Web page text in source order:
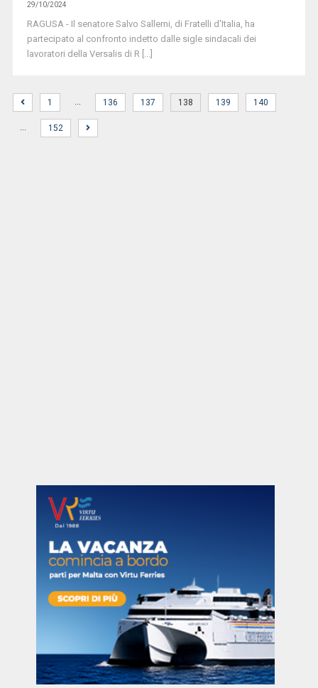
29/10/2024
RAGUSA - Il senatore Salvo Sallemi, di Fratelli d'Italia, ha
partecipato al confronto indetto dalle sigle sindacali dei
lavoratori della Versalis di R [...]
1 … 136 137 138 139 140
… 152